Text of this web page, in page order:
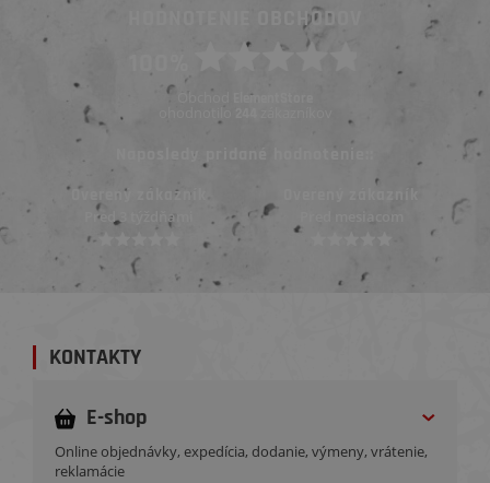
HODNOTENIE OBCHODOV
ElementStore
ohodnotilo
Naposledy pridané hodnotenie::
Overený zákazník
Pred mesiacom
KONTAKTY
E-shop
Online objednávky, expedícia, dodanie, výmeny, vrátenie,
reklamácie